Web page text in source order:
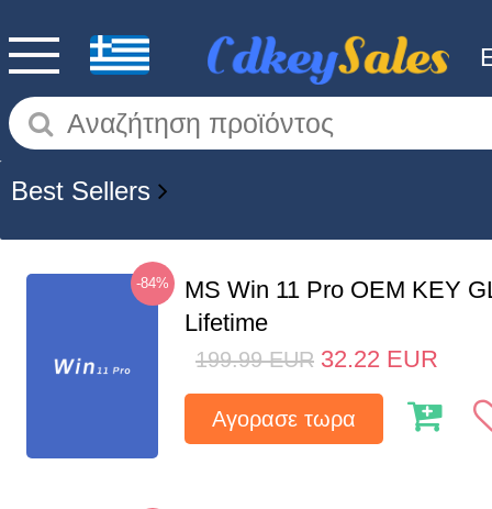
Best Sellers
-84%
MS Win 11 Pro OEM KEY
Lifetime
199.99 EUR 32.22 EUR
Αγορασε τωρα